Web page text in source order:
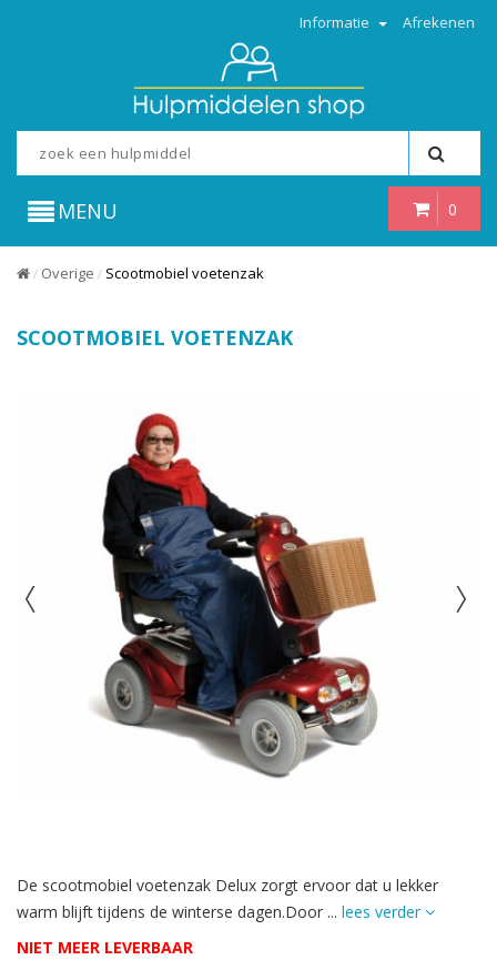
Informatie Afrekenen
0
MENU
/ Overige / Scootmobiel voetenzak
SCOOTMOBIEL VOETENZAK
De scootmobiel voetenzak Delux zorgt ervoor dat u lekker
warm blijft tijdens de winterse dagen.Door ... lees verder
NIET MEER LEVERBAAR